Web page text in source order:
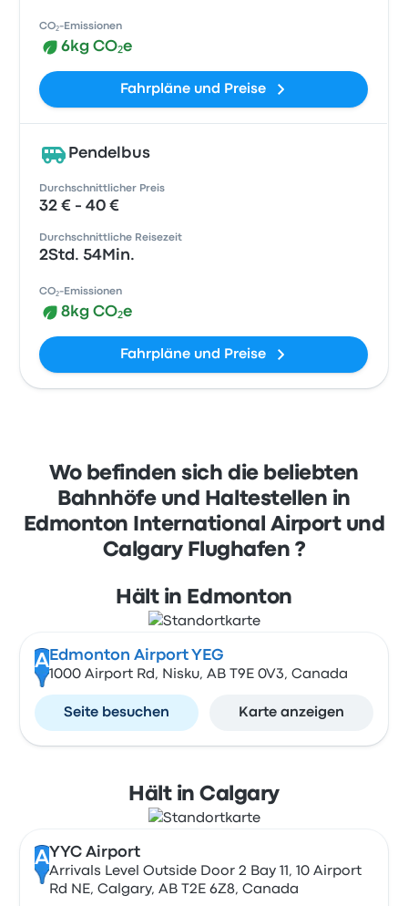
CO₂-Emissionen
6kg CO₂e
Fahrpläne und Preise
Pendelbus
Durchschnittlicher Preis
32 € - 40 €
Durchschnittliche Reisezeit
2Std. 54Min.
CO₂-Emissionen
8kg CO₂e
Fahrpläne und Preise
Wo befinden sich die beliebten
Bahnhöfe und Haltestellen in
Edmonton International Airport und
Calgary Flughafen ?
Hält in Edmonton
A Edmonton Airport YEG
1000 Airport Rd, Nisku, AB T9E 0V3, Canada
Seite besuchen Karte anzeigen
Hält in Calgary
AYYC Airport
Arrivals Level Outside Door 2 Bay 11, 10 Airport
Rd NE, Calgary, AB T2E 6Z8, Canada